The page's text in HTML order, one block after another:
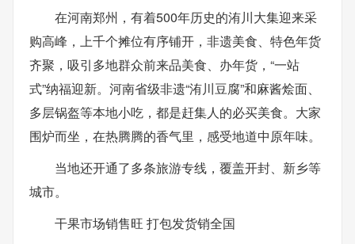
在河南郑州，有着500年历史的洧川大集迎来采
购高峰，上千个摊位有序铺开，非遗美食、特色年货
齐聚，吸引多地群众前来品美食、办年货，“一站
式”纳福迎新。河南省级非遗“洧川豆腐”和麻酱烩面、
多层锅盔等本地小吃，都是赶集人的必买美食。大家
围炉而坐，在热腾腾的香气里，感受地道中原年味。
当地还开通了多条旅游专线，覆盖开封、新乡等
城市。
干果市场销售旺 打包发货销全国